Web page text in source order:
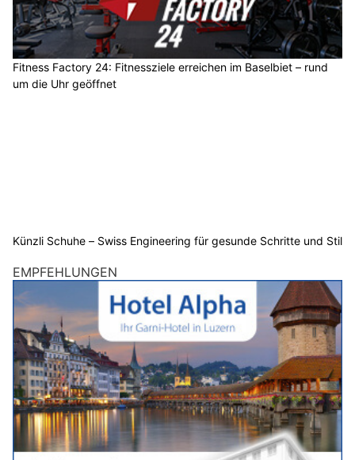
Fitness Factory 24: Fitnessziele erreichen im Baselbiet – rund
um die Uhr geöffnet
Künzli Schuhe – Swiss Engineering für gesunde Schritte und Stil
EMPFEHLUNGEN